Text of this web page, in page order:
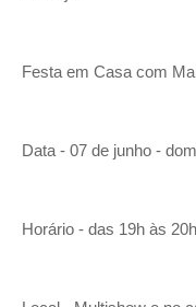
Festa em Casa com
Data - 07 de junho - d
Horário - das 19h às